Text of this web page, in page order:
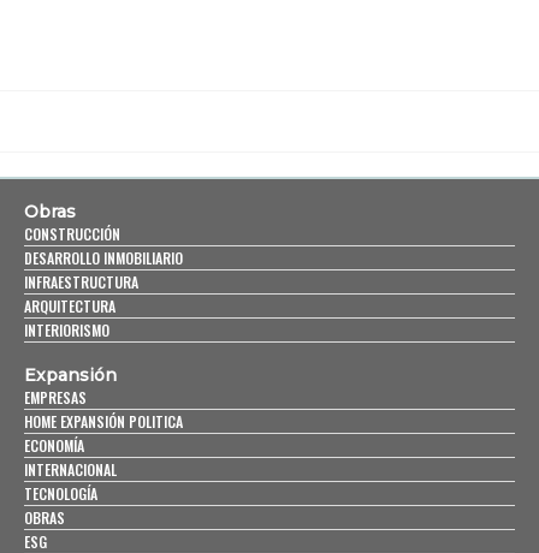
Obras
CONSTRUCCIÓN
DESARROLLO INMOBILIARIO
INFRAESTRUCTURA
ARQUITECTURA
INTERIORISMO
Expansión
EMPRESAS
HOME EXPANSIÓN POLITICA
ECONOMÍA
INTERNACIONAL
TECNOLOGÍA
OBRAS
ESG